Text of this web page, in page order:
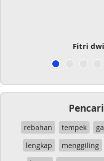
Fitri dwi
rebahan tempek
lengkap
menggiling